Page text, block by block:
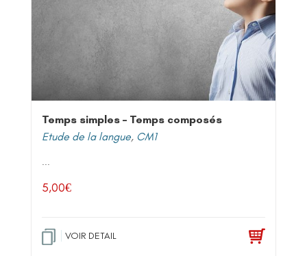
Temps simples – Temps composés
Etude de la langue, CM1
...
5,00€
VOIR DETAIL